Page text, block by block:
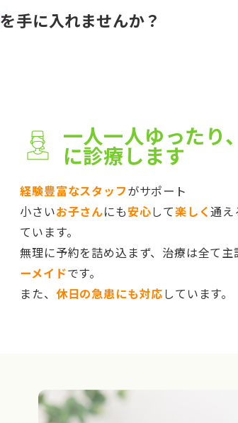
を手に入れませんか？
一人一人ゆったり
に診療します
経験豊富なスタッフがサポート
小さいお子さんにも安心して楽しく通え
ています。
無理に予約を詰め込まず、治療は全て主
ーメイドです。
また、 休日の急患にも対応 しています。